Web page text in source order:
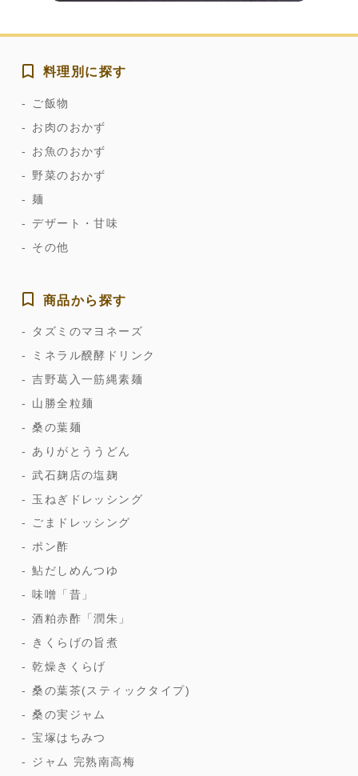
料理別に探す
ご飯物
お肉のおかず
お魚のおかず
野菜のおかず
麺
デザート・甘味
その他
商品から探す
タズミのマヨネーズ
ミネラル醗酵ドリンク
吉野葛入一筋縄素麺
山勝全粒麺
桑の葉麺
ありがとううどん
武石麹店の塩麹
玉ねぎドレッシング
ごまドレッシング
ポン酢
鮎だしめんつゆ
味噌「昔」
酒粕赤酢「潤朱」
きくらげの旨煮
乾燥きくらげ
桑の葉茶(スティックタイプ)
桑の実ジャム
宝塚はちみつ
ジャム 完熟南高梅